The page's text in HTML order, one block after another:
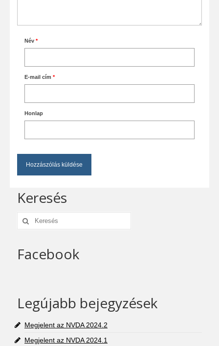
Név *
E-mail cím *
Honlap
Keresés
Keresés:
Facebook
Legújabb bejegyzések
Megjelent az NVDA 2024.2
Megjelent az NVDA 2024.1